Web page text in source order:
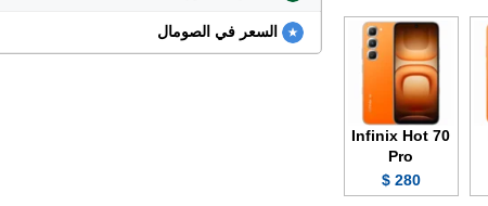
السعر في الصومال
Infinix Hot 70
Pro
280 $